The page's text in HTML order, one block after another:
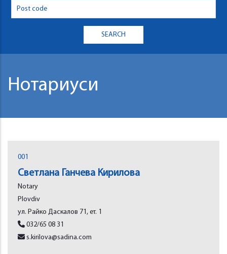
Нотариуси
001
Светлана Ганчева Кирилова
Notary
Plovdiv
ул. Райко Даскалов 71, ет. 1
032/65 08 31
s.kirilova@sadina.com